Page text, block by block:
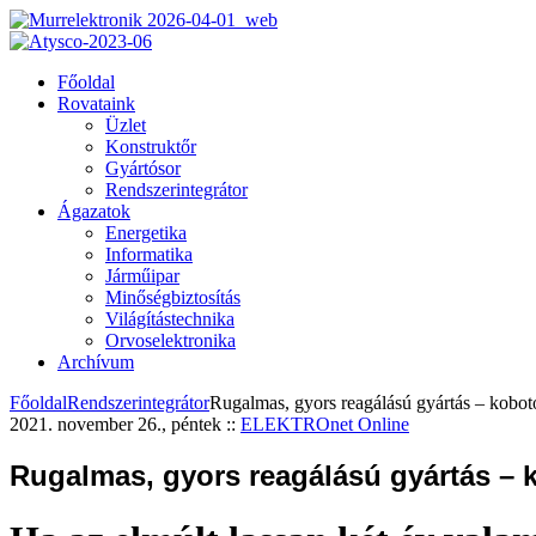
Főoldal
Rovataink
Üzlet
Konstruktőr
Gyártósor
Rendszerintegrátor
Ágazatok
Energetika
Informatika
Járműipar
Minőségbiztosítás
Világítástechnika
Orvoselektronika
Archívum
FőoldalRendszerintegrátorRugalmas, gyors reagálású gyártás –
2021. november 26., péntek :: ELEKTROnet Online
Rugalmas, gyors reagálású gyártás –